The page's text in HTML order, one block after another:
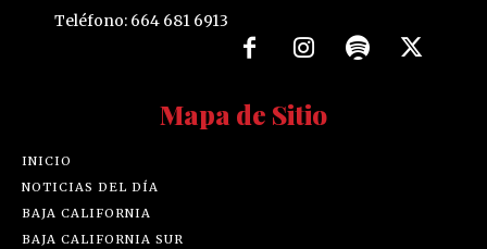
Teléfono: 664 681 6913
Mapa de Sitio
INICIO
NOTICIAS DEL DÍA
BAJA CALIFORNIA
BAJA CALIFORNIA SUR